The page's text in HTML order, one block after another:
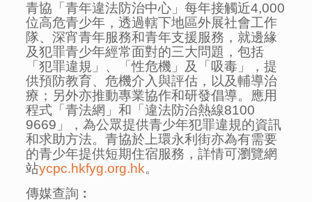
青協「青年違法防治中心」每年接觸近4,000
位高危青少年，透過轄下地區外展社會工作
隊、深宵青年服務和青年支援服務，就邊緣
及犯罪青少年經常面對的三大問題，包括
「犯罪違規」、「性危機」及「吸毒」，提
供預防教育、危機介入與評估，以及輔導治
療；另外亦推動專業協作和研發倡導。應用
程式「青法網」和「違法防治熱線8100
9669」，為公眾提供青少年犯罪違規的資訊
和求助方法。青協於上環永利街亦為有需要
的青少年提供短期住宿服務，詳情可瀏覽網
站ycpc.hkfyg.org.hk。
傳媒查詢︰